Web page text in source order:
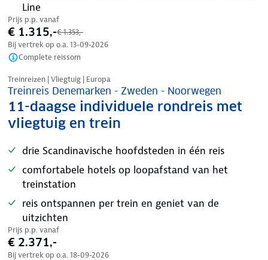
Line
Prijs p.p. vanaf
€ 1.315,-€ 1.353,-
Bij vertrek op o.a. 13-09-2026
Complete reissom
Treinreizen | Vliegtuig | Europa
Treinreis Denemarken - Zweden - Noorwegen
11-daagse individuele rondreis met
vliegtuig en trein
drie Scandinavische hoofdsteden in één reis
comfortabele hotels op loopafstand van het
treinstation
reis ontspannen per trein en geniet van de
uitzichten
Prijs p.p. vanaf
€ 2.371,-
Bij vertrek op o.a. 18-09-2026